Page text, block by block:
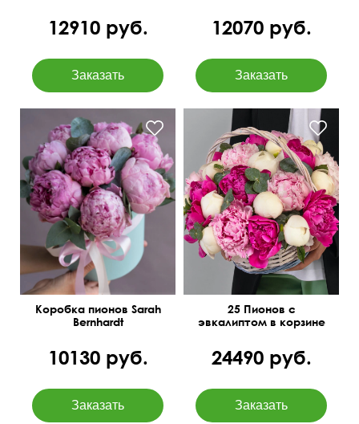
12910 руб. 12070 руб.
Количество цветов в
букете можно изменить.
Коробка пионов Sarah
Bernhardt
10130 руб.
25 Пионов с
эвкалиптом в корзине
24490 руб.